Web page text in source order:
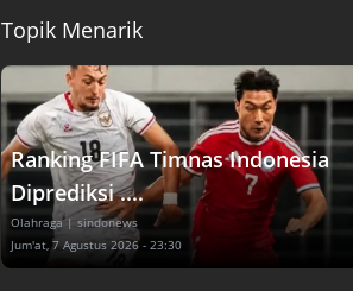
Topik Menarik
Ranking FIFA Timnas Indonesia
Diprediksi ....
Olahraga | sindonews
Jum'at, 7 Agustus 2026 - 23:30